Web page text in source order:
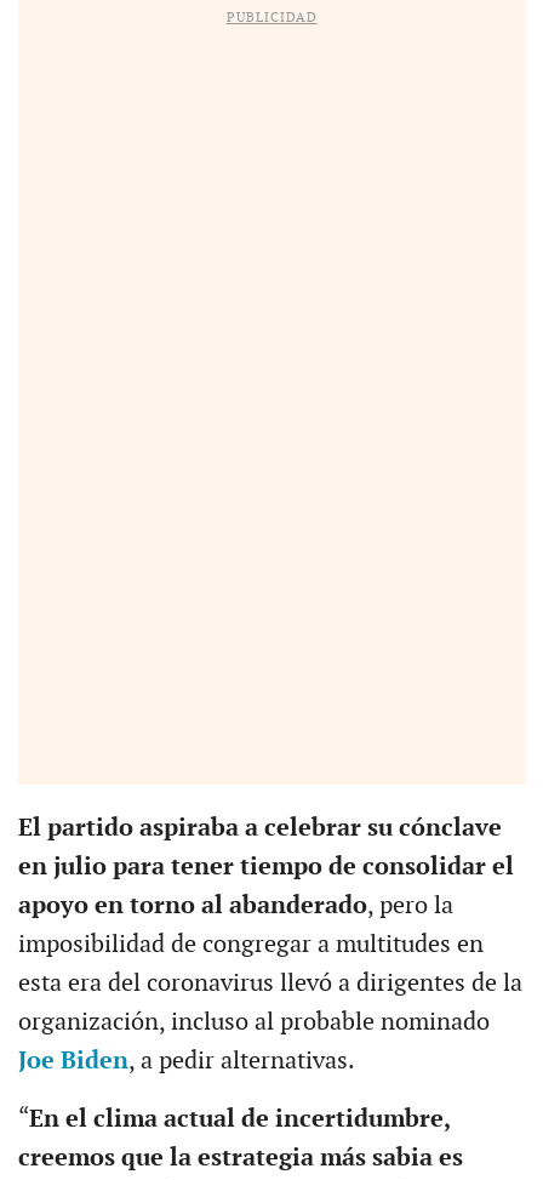
PUBLICIDAD
El partido aspiraba a celebrar su cónclave
en julio para tener tiempo de consolidar el
apoyo en torno al abanderado, pero la
imposibilidad de congregar a multitudes en
esta era del coronavirus llevó a dirigentes de la
organización, incluso al probable nominado
Joe Biden, a pedir alternativas.
“En el clima actual de incertidumbre,
creemos que la estrategia más sabia es